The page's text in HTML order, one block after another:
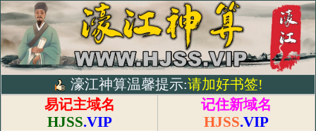
濠江神算温馨提示:请加好书签!
易记主域名
HJSS.VIP
记住新域名
HJSS.VIP